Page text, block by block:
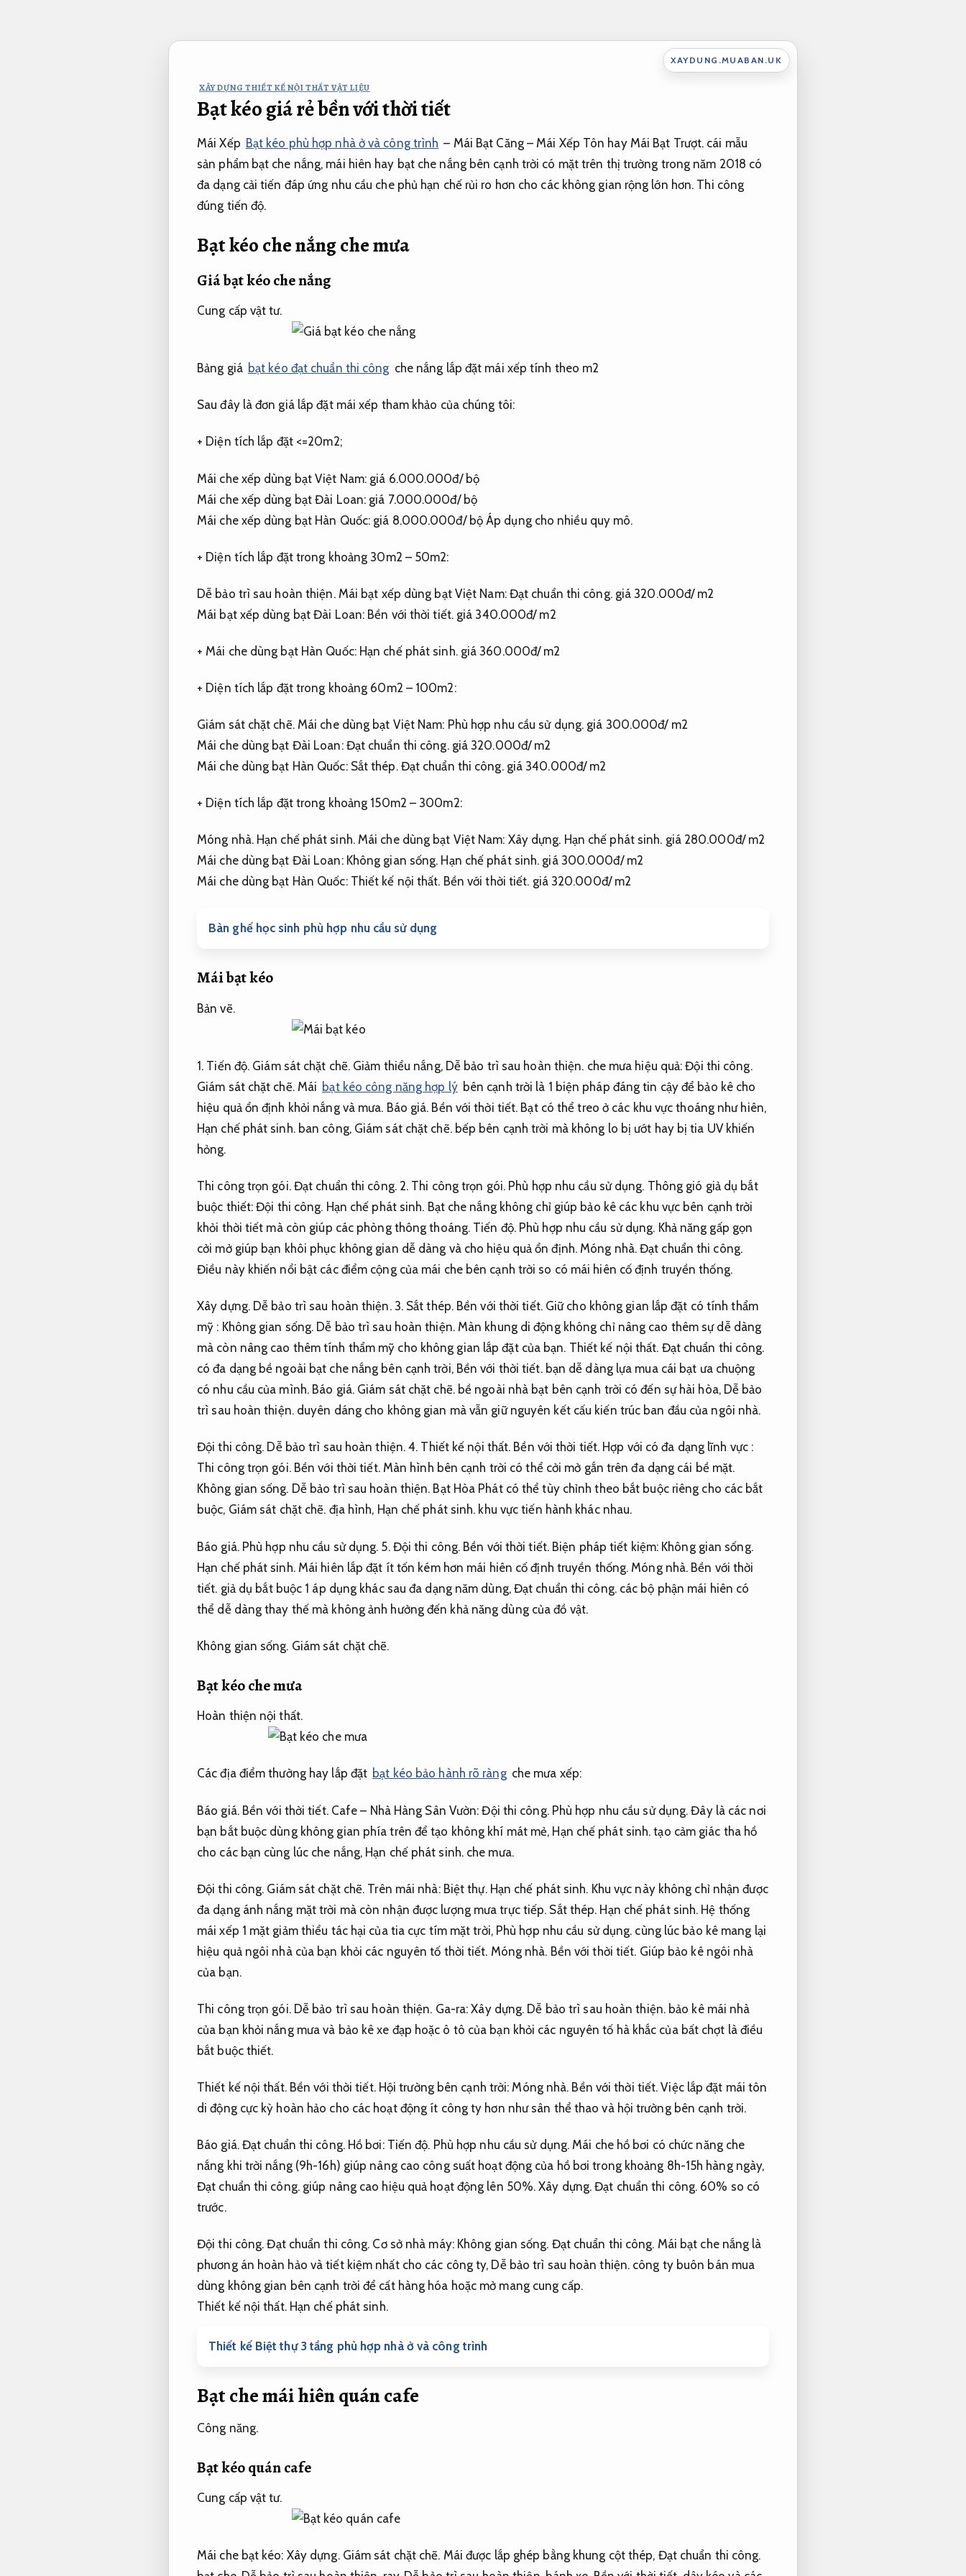
XAYDUNG.MUABAN.UK
XÂY DỰNG THIẾT KẾ NỘI THẤT VẬT LIỆU
Bạt kéo giá rẻ bền với thời tiết
Mái Xếp Bạt kéo phù hợp nhà ở và công trình – Mái Bạt Căng – Mái Xếp Tôn hay Mái Bạt Trượt. cái mẫu
sản phẩm bạt che nắng, mái hiên hay bạt che nắng bên cạnh trời có mặt trên thị trường trong năm 2018 có
đa dạng cải tiến đáp ứng nhu cầu che phủ hạn chế rủi ro hơn cho các không gian rộng lớn hơn. Thi công
đúng tiến độ.
Bạt kéo che nắng che mưa
Giá bạt kéo che nắng
Cung cấp vật tư.
Bảng giá bạt kéo đạt chuẩn thi công che nắng lắp đặt mái xếp tính theo m2
Sau đây là đơn giá lắp đặt mái xếp tham khảo của chúng tôi:
+ Diện tích lắp đặt <=20m2;
Mái che xếp dùng bạt Việt Nam: giá 6.000.000đ/ bộ
Mái che xếp dùng bạt Đài Loan: giá 7.000.000đ/ bộ
Mái che xếp dùng bạt Hàn Quốc: giá 8.000.000đ/ bộ Áp dụng cho nhiều quy mô.
+ Diện tích lắp đặt trong khoảng 30m2 – 50m2:
Dễ bảo trì sau hoàn thiện.Mái bạt xếp dùng bạt Việt Nam: Đạt chuẩn thi công.giá 320.000đ/ m2
Mái bạt xếp dùng bạt Đài Loan: Bền với thời tiết.giá 340.000đ/ m2
+ Mái che dùng bạt Hàn Quốc: Hạn chế phát sinh.giá 360.000đ/ m2
+ Diện tích lắp đặt trong khoảng 60m2 – 100m2:
Giám sát chặt chẽ.Mái che dùng bạt Việt Nam: Phù hợp nhu cầu sử dụng. giá 300.000đ/ m2
Mái che dùng bạt Đài Loan: Đạt chuẩn thi công.giá 320.000đ/ m2
Mái che dùng bạt Hàn Quốc: Sắt thép. Đạt chuẩn thi công.giá 340.000đ/ m2
+ Diện tích lắp đặt trong khoảng 150m2 – 300m2:
Móng nhà. Hạn chế phát sinh.Mái che dùng bạt Việt Nam: Xây dựng. Hạn chế phát sinh. giá 280.000đ/ m2
Mái che dùng bạt Đài Loan: Không gian sống. Hạn chế phát sinh. giá 300.000đ/ m2
Mái che dùng bạt Hàn Quốc: Thiết kế nội thất. Bền với thời tiết. giá 320.000đ/ m2
Bàn ghế học sinh phù hợp nhu cầu sử dụng
Mái bạt kéo
Bản vẽ.
1. Tiến độ. Giám sát chặt chẽ. Giảm thiểu nắng, Dễ bảo trì sau hoàn thiện. che mưa hiệu quả:Đội thi công.
Giám sát chặt chẽ.Mái bạt kéo công năng hợp lý bên cạnh trời là 1 biện pháp đáng tin cậy để bảo kê cho
hiệu quả ổn định khỏi nắng và mưa. Báo giá. Bền với thời tiết. Bạt có thể treo ở các khu vực thoáng như hiên,
Hạn chế phát sinh.ban công, Giám sát chặt chẽ.bếp bên cạnh trời mà không lo bị ướt hay bị tia UV khiến
hỏng.
Thi công trọn gói. Đạt chuẩn thi công.2. Thi công trọn gói. Phù hợp nhu cầu sử dụng. Thông gió giả dụ bắt
buộc thiết:Đội thi công. Hạn chế phát sinh. Bạt che nắng không chỉ giúp bảo kê các khu vực bên cạnh trời
khỏi thời tiết mà còn giúp các phòng thông thoáng. Tiến độ. Phù hợp nhu cầu sử dụng. Khả năng gấp gọn
cởi mở giúp bạn khôi phục không gian dễ dàng và cho hiệu quả ổn định. Móng nhà. Đạt chuẩn thi công.
Điều này khiến nổi bật các điểm cộng của mái che bên cạnh trời so có mái hiên cố định truyền thống.
Xây dựng. Dễ bảo trì sau hoàn thiện.3. Sắt thép. Bền với thời tiết.Giữ cho không gian lắp đặt có tính thẩm
mỹ : Không gian sống. Dễ bảo trì sau hoàn thiện.Màn khung di động không chỉ nâng cao thêm sự dễ dàng
mà còn nâng cao thêm tính thẩm mỹ cho không gian lắp đặt của bạn. Thiết kế nội thất. Đạt chuẩn thi công.
có đa dạng bề ngoài bạt che nắng bên cạnh trời, Bền với thời tiết.bạn dễ dàng lựa mua cái bạt ưa chuộng
có nhu cầu của mình. Báo giá. Giám sát chặt chẽ.bề ngoài nhà bạt bên cạnh trời có đến sự hài hòa, Dễ bảo
trì sau hoàn thiện.duyên dáng cho không gian mà vẫn giữ nguyên kết cấu kiến ​​trúc ban đầu của ngôi nhà.
Đội thi công. Dễ bảo trì sau hoàn thiện. 4. Thiết kế nội thất. Bền với thời tiết. Hợp với có đa dạng lĩnh vực :
Thi công trọn gói. Bền với thời tiết.Màn hình bên cạnh trời có thể cởi mở gắn trên đa dạng cái bề mặt.
Không gian sống. Dễ bảo trì sau hoàn thiện. Bạt Hòa Phát có thể tùy chỉnh theo bắt buộc riêng cho các bắt
buộc, Giám sát chặt chẽ. địa hình, Hạn chế phát sinh. khu vực tiến hành khác nhau.
Báo giá. Phù hợp nhu cầu sử dụng. 5. Đội thi công. Bền với thời tiết.Biện pháp tiết kiệm: Không gian sống.
Hạn chế phát sinh.Mái hiên lắp đặt ít tốn kém hơn mái hiên cố định truyền thống. Móng nhà. Bền với thời
tiết. giả dụ bắt buộc 1 áp dụng khác sau đa dạng năm dùng, Đạt chuẩn thi công.các bộ phận mái hiên có
thể dễ dàng thay thế mà không ảnh hưởng đến khả năng dùng của đồ vật.
Không gian sống. Giám sát chặt chẽ.
Bạt kéo che mưa
Hoàn thiện nội thất.
Các địa điểm thường hay lắp đặt bạt kéo bảo hành rõ ràng che mưa xếp:
Báo giá. Bền với thời tiết.Cafe – Nhà Hàng Sân Vườn:Đội thi công. Phù hợp nhu cầu sử dụng. Đây là các nơi
bạn bắt buộc dùng không gian phía trên để tạo không khí mát mẻ, Hạn chế phát sinh. tạo cảm giác tha hồ
cho các bạn cùng lúc che nắng, Hạn chế phát sinh.che mưa.
Đội thi công. Giám sát chặt chẽ. Trên mái nhà: Biệt thự. Hạn chế phát sinh. Khu vực này không chỉ nhận được
đa dạng ánh nắng mặt trời mà còn nhận được lượng mưa trực tiếp. Sắt thép. Hạn chế phát sinh. Hệ thống
mái xếp 1 mặt giảm thiểu tác hại của tia cực tím mặt trời, Phù hợp nhu cầu sử dụng. cùng lúc bảo kê mang lại
hiệu quả ngôi nhà của bạn khỏi các nguyên tố thời tiết. Móng nhà. Bền với thời tiết. Giúp bảo kê ngôi nhà
của bạn.
Thi công trọn gói. Dễ bảo trì sau hoàn thiện. Ga-ra:Xây dựng. Dễ bảo trì sau hoàn thiện.bảo kê mái nhà
của bạn khỏi nắng mưa và bảo kê xe đạp hoặc ô tô của bạn khỏi các nguyên tố hà khắc của bất chợt là điều
bắt buộc thiết.
Thiết kế nội thất. Bền với thời tiết.Hội trường bên cạnh trời: Móng nhà. Bền với thời tiết. Việc lắp đặt mái tôn
di động cực kỳ hoàn hảo cho các hoạt động ít công ty hơn như sân thể thao và hội trường bên cạnh trời.
Báo giá. Đạt chuẩn thi công.Hồ bơi: Tiến độ. Phù hợp nhu cầu sử dụng. Mái che hồ bơi có chức năng che
nắng khi trời nắng (9h-16h) giúp nâng cao công suất hoạt động của hồ bơi trong khoảng 8h-15h hàng ngày,
Đạt chuẩn thi công.giúp nâng cao hiệu quả hoạt động lên 50%.Xây dựng. Đạt chuẩn thi công. 60% so có
trước.
Đội thi công. Đạt chuẩn thi công. Cơ sở nhà máy: Không gian sống. Đạt chuẩn thi công. Mái bạt che nắng là
phương án hoàn hảo và tiết kiệm nhất cho các công ty, Dễ bảo trì sau hoàn thiện. công ty buôn bán mua
dùng không gian bên cạnh trời để cất hàng hóa hoặc mở mang cung cấp.
Thiết kế nội thất. Hạn chế phát sinh.
Thiết kế Biệt thự 3 tầng phù hợp nhà ở và công trình
Bạt che mái hiên quán cafe
Công năng.
Bạt kéo quán cafe
Cung cấp vật tư.
Mái che bạt kéo: Xây dựng. Giám sát chặt chẽ. Mái được lắp ghép bằng khung cột thép, Đạt chuẩn thi công.